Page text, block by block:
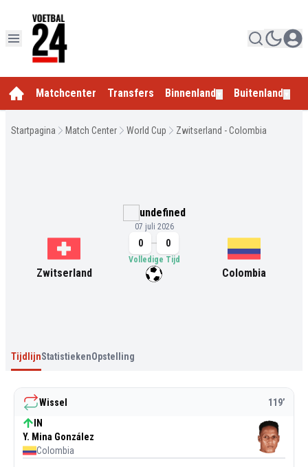
Matchcenter Transfers Binnenland Buitenland
Startpagina Match Center World Cup Zwitserland - Colombia
undefined
07 juli 2026
Zwitserland
0 0
Volledige Tijd
Colombia
TijdlijnStatistiekenOpstelling
Wissel 119’
IN
Y. Mina González
Colombia